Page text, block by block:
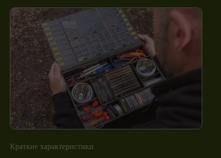
Краткие характеристики